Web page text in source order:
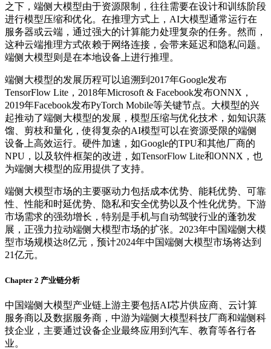
之下，端侧大模型由于资源限制，往往需要在设计和训练阶段
进行模型压缩和优化。在推理方式上，AI大模型通常运行在
服务器或云端，通过强大的计算能力处理复杂的任务。然而，
这种云端推理方式依赖于网络连接，会带来延迟和隐私问题。
端侧大模型则是在本地设备上进行推理。
端侧大模型的发展历程可以追溯到2017年Google发布
TensorFlow Lite，2018年Microsoft & Facebook发布ONNX，
2019年Facebook发布PyTorch Mobile等关键节点。大模型的兴
起推动了端侧大模型的发展，模型压缩与优化技术，如知识蒸
馏、剪枝和量化，使得复杂的AI模型可以在资源受限的端侧
设备上高效运行。硬件加速，如Google的TPU和其他厂商的
NPU，以及软件框架的改进，如TensorFlow Lite和ONNX，也
为端侧大模型的应用提供了支持。
端侧大模型市场的主要驱动力包括成本优势、能耗优势、可靠
性、性能和时延优势、隐私和安全优势以及个性化优势。下游
市场需求的强劲增长，特别是手机与自动驾驶行业的蓬勃发
展，正强力拉动端侧大模型市场的扩张。2023年中国端侧大模
型市场规模达8亿元，预计2024年中国端侧大模型市场将达到
21亿元。
Chapter 2 产业链分析
中国端侧大模型产业链上游主要包括AI芯片供应商、云计算
服务商以及数据服务商，中游为端侧大模型科技厂商和端侧科
技企业，主要通过设备企业最终应用到汽车、教育等各行各
业。